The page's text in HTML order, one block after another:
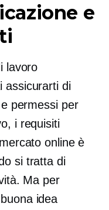
e
lavoro
assicurarti di
permessi per
i requisiti
online è
si tratta di
Ma per
idea